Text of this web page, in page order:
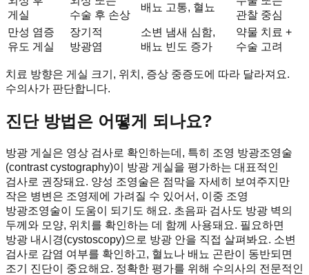
게실
수술 후 손상
배뇨 고통, 혈뇨
관찰 중심
만성 염증
유도 게실
장기적
방광염
소변 냄새 심함,
배뇨 빈도 증가
약물 치료 +
수술 고려
치료 방향은 게실 크기, 위치, 증상 중증도에 따라 달라져요.
수의사가 판단합니다.
진단 방법은 어떻게 되나요?
방광 게실은 영상 검사로 확인하는데, 특히 조영 방광조영술
(contrast cystography)이 방광 게실을 평가하는 대표적인
검사로 권장돼요. 양성 조영술은 점막을 자세히 보여주지만
작은 병변은 조영제에 가려질 수 있어서, 이중 조영
방광조영술이 도움이 되기도 해요. 초음파 검사도 방광 벽의
두께와 모양, 위치를 확인하는 데 함께 사용돼요. 필요하면
방광 내시경(cystoscopy)으로 방광 안을 직접 살펴봐요. 소변
검사로 감염 여부를 확인하고, 혈뇨나 배뇨 곤란이 동반되면
조기 진단이 중요해요. 정확한 평가를 위해 수의사의 전문적인